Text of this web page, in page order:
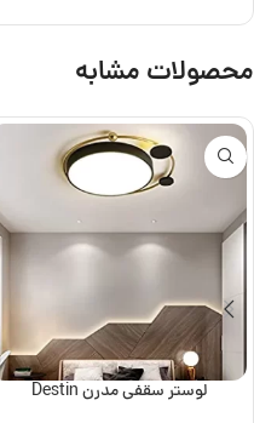
محصولات مشابه
لوستر سقفی مدرن Destin